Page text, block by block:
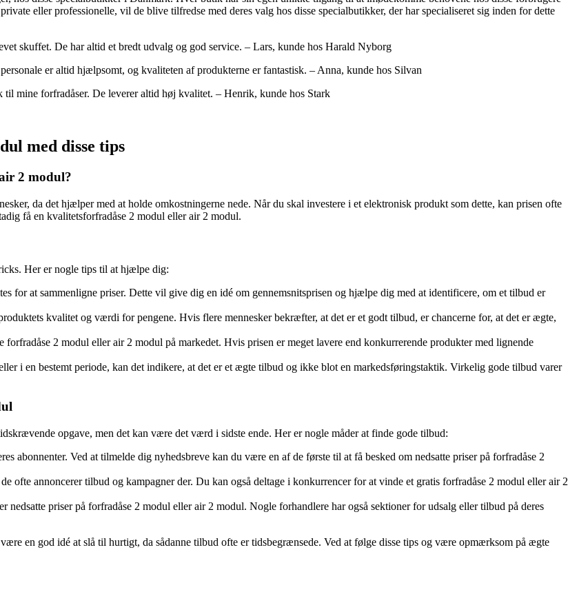
eller professionelle, vil de blive tilfredse med deres valg hos disse specialbutikker, der har specialiseret sig inden for dette
skuffet. De har altid et bredt udvalg og god service. – Lars, kunde hos Harald Nyborg
er altid hjælpsomt, og kvaliteten af produkterne er fantastisk. – Anna, kunde hos Silvan
mine forfradåser. De leverer altid høj kvalitet. – Henrik, kunde hos Stark
med disse tips
2 modul?
da det hjælper med at holde omkostningerne nede. Når du skal investere i et elektronisk produkt som dette, kan prisen ofte
få en kvalitetsforfradåse 2 modul eller air 2 modul.
Her er nogle tips til at hjælpe dig:
for at sammenligne priser. Dette vil give dig en idé om gennemsnitsprisen og hjælpe dig med at identificere, om et tilbud er
kvalitet og værdi for pengene. Hvis flere mennesker bekræfter, at det er et godt tilbud, er chancerne for, at det er ægte,
2 modul eller air 2 modul på markedet. Hvis prisen er meget lavere end konkurrerende produkter med lignende
i en bestemt periode, kan det indikere, at det er et ægte tilbud og ikke blot en markedsføringstaktik. Virkelig gode tilbud varer
opgave, men det kan være det værd i sidste ende. Her er nogle måder at finde gode tilbud:
abonnenter. Ved at tilmelde dig nyhedsbreve kan du være en af de første til at få besked om nedsatte priser på forfradåse 2
ofte annoncerer tilbud og kampagner der. Du kan også deltage i konkurrencer for at vinde et gratis forfradåse 2 modul eller air 2
priser på forfradåse 2 modul eller air 2 modul. Nogle forhandlere har også sektioner for udsalg eller tilbud på deres
en god idé at slå til hurtigt, da sådanne tilbud ofte er tidsbegrænsede. Ved at følge disse tips og være opmærksom på ægte